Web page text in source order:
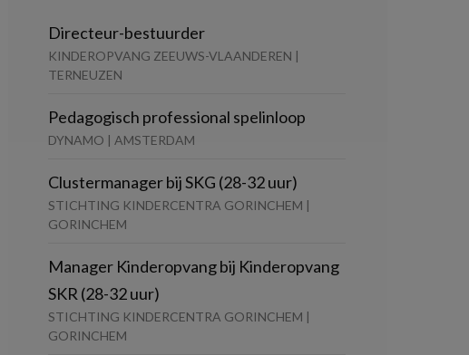
Directeur-bestuurder
KINDEROPVANG ZEEUWS-VLAANDEREN |
TERNEUZEN
Pedagogisch professional spelinloop
DYNAMO | AMSTERDAM
Clustermanager bij SKG (28-32 uur)
STICHTING KINDERCENTRA GORINCHEM |
GORINCHEM
Manager Kinderopvang bij Kinderopvang
SKR (28-32 uur)
STICHTING KINDERCENTRA GORINCHEM |
GORINCHEM